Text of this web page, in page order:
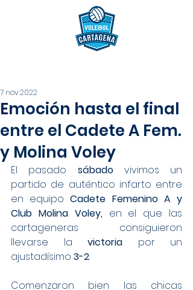
Emoción hasta el final
entre el Cadete A Fem.
y Molina Voley
7 nov 2022
El pasado sábado vivimos un
partido de auténtico infarto entre
en equipo Cadete Femenino A y
Club Molina Voley, en el que las
cartageneras consiguieron
llevarse la victoria por un
ajustadísimo 3-2.
Comenzaron bien las chicas